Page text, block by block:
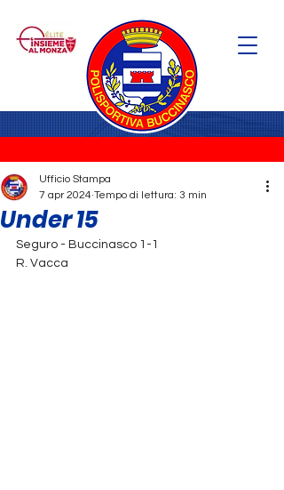
Under 15
Ufficio Stampa
7 apr 2024 Tempo di lettura: 3 min
Seguro - Buccinasco 1-1
R. Vacca